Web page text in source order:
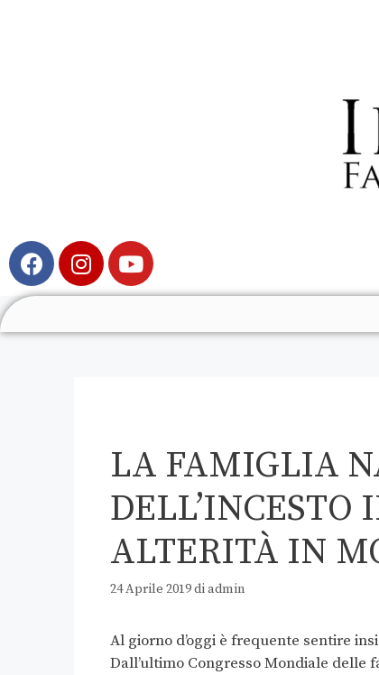
LA FAMIGLIA
DELL’INCESTO
ALTERITÀ IN
24 Aprile 2019diadmin
Al giorno d’oggi è frequente sentire
Dall’ultimo Congresso Mondiale delle